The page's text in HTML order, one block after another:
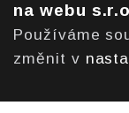
na webu
Používáme
změnit v